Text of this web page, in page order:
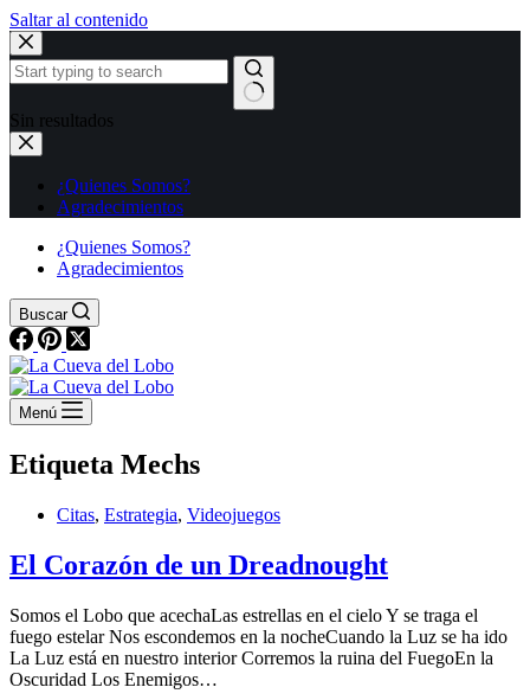
Saltar al contenido
Sin resultados
¿Quienes Somos?
Agradecimientos
¿Quienes Somos?
Agradecimientos
Buscar
Menú
Etiqueta Mechs
Citas, Estrategia, Videojuegos
El Corazón de un Dreadnought
Somos el Lobo que acechaLas estrellas en el cielo Y se traga el
fuego estelar Nos escondemos en la nocheCuando la Luz se ha ido
La Luz está en nuestro interior Corremos la ruina del FuegoEn la
Oscuridad Los Enemigos…